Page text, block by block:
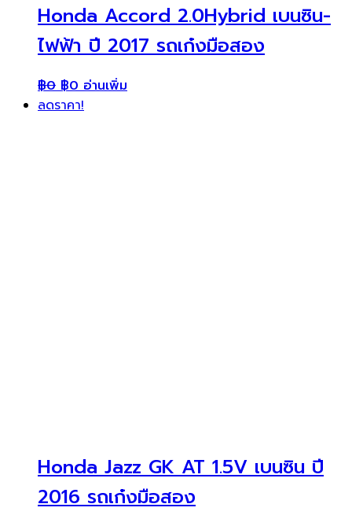
Honda Accord 2.0Hybrid เบนซิน-
ไฟฟ้า ปี 2017 รถเก๋งมือสอง
฿0 ฿0 อ่านเพิ่ม
ลดราคา!
Honda Jazz GK AT 1.5V เบนซิน ปี
2016 รถเก๋งมือสอง